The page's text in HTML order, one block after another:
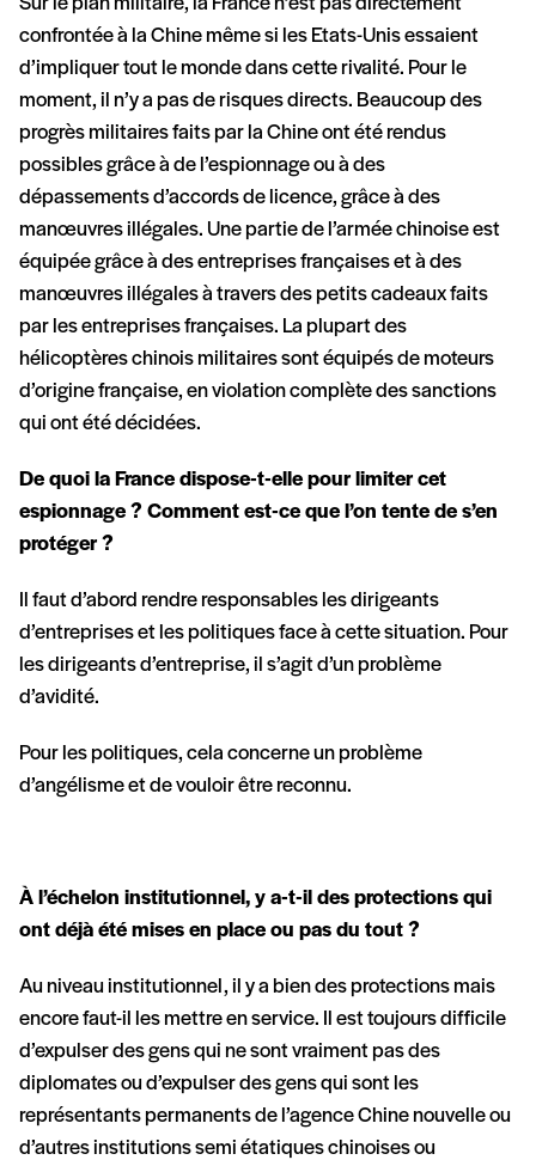
confrontée à la Chine même si les Etats-Unis essaient
d’impliquer tout le monde dans cette rivalité. Pour le
moment, il n’y a pas de risques directs. Beaucoup des
progrès militaires faits par la Chine ont été rendus
possibles grâce à de l’espionnage ou à des
dépassements d’accords de licence, grâce à des
manœuvres illégales. Une partie de l’armée chinoise est
équipée grâce à des entreprises françaises et à des
manœuvres illégales à travers des petits cadeaux faits
par les entreprises françaises. La plupart des
hélicoptères chinois militaires sont équipés de moteurs
d’origine française, en violation complète des sanctions
qui ont été décidées.
De quoi la France dispose-t-elle pour limiter cet
espionnage ? Comment est-ce que l’on tente de s’en
protéger ?
Il faut d’abord rendre responsables les dirigeants
d’entreprises et les politiques face à cette situation. Pour
les dirigeants d’entreprise, il s’agit d’un problème
d’avidité.
Pour les politiques, cela concerne un problème
d’angélisme et de vouloir être reconnu.
À l’échelon institutionnel, y a-t-il des protections qui
ont déjà été mises en place ou pas du tout ?
Au niveau institutionnel, il y a bien des protections mais
encore faut-il les mettre en service. Il est toujours difficile
d’expulser des gens qui ne sont vraiment pas des
diplomates ou d’expulser des gens qui sont les
représentants permanents de l’agence Chine nouvelle ou
d’autres institutions semi étatiques chinoises ou